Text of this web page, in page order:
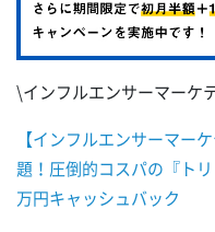
\インフルエンサーマーケ
【インフルエンサーマー
題！圧倒的コスパの『ト
万円キャッシュバック